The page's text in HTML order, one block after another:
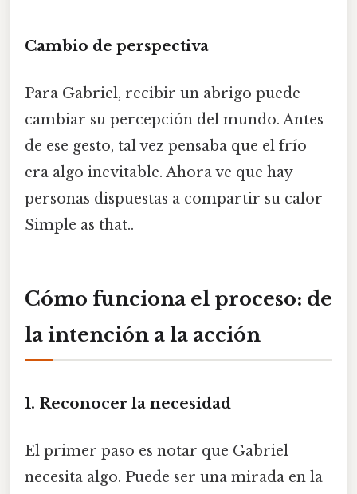
Cambio de perspectiva
Para Gabriel, recibir un abrigo puede
cambiar su percepción del mundo. Antes
de ese gesto, tal vez pensaba que el frío
era algo inevitable. Ahora ve que hay
personas dispuestas a compartir su calor
Simple as that..
Cómo funciona el proceso: de
la intención a la acción
1. Reconocer la necesidad
El primer paso es notar que Gabriel
necesita algo. Puede ser una mirada en la